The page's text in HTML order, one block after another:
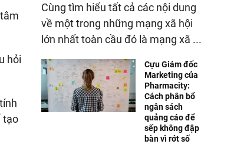
hỏi
tạo
Cùng tìm hiểu tất cả các nội dung
về một trong những mạng xã hội
lớn nhất toàn cầu đó là mạng xã ...
Cựu Giám đốc
Marketing của
Pharmacity:
Cách phân bổ
ngân sách
quảng cáo để
sếp không đập
bàn vì rớt số